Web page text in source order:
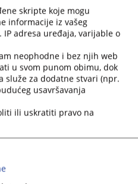
1-12-3-6/18
1-8-3-4/18
1-9-3-5/18
1-7-3-3/18
skripte koje mogu
informacije iz vašeg
adresa uređaja, varijable o
neophodne i bez njih web
u svom punom obimu, dok
služe za dodatne stvari (npr.
usavršavanja
ili uskratiti pravo na